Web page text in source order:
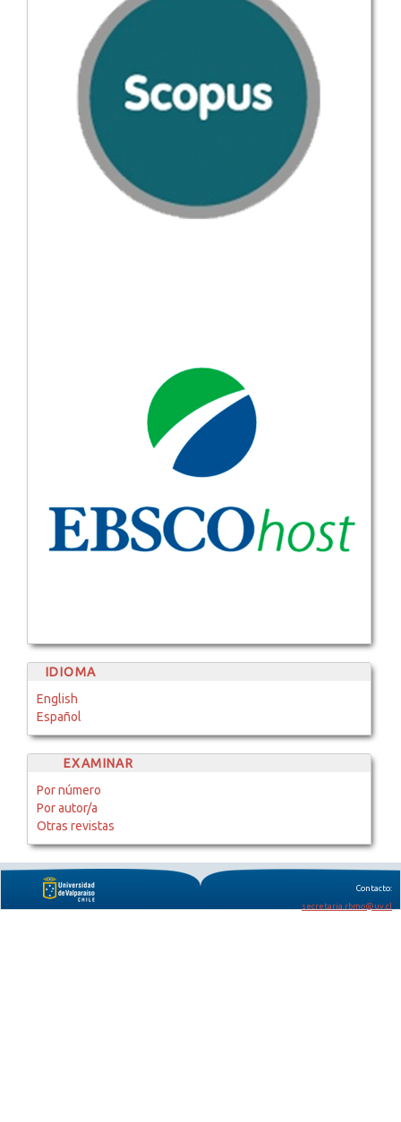
IDIOMA
English
Español
EXAMINAR
Por número
Por autor/a
Otras revistas
Contacto:
secretaria.rbmo@uv.cl